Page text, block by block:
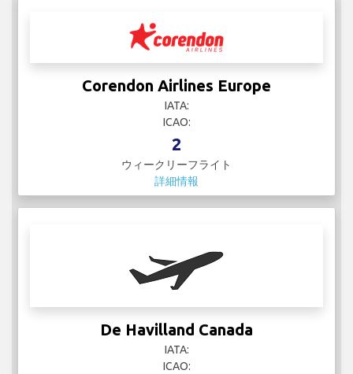
Corendon Airlines Europe
IATA:
ICAO:
2
ウィークリーフライト
詳細情報
De Havilland Canada
IATA:
ICAO: